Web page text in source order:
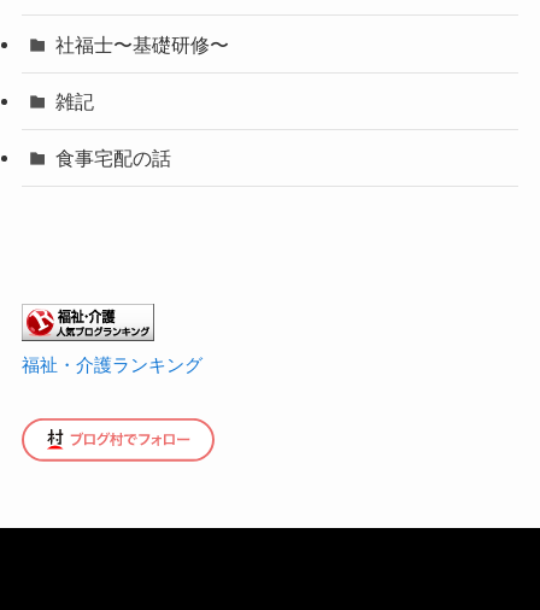
社福士〜基礎研修〜
雑記
食事宅配の話
福祉・介護ランキング